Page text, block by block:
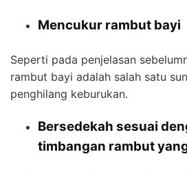
Mencukur rambut bayi
Seperti pada penjelasan
rambut bayi adalah salah satu
penghilang keburukan.
Bersedekah sesuai
timbangan rambut